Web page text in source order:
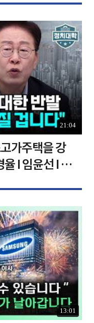
21:04
가주택을 강
I 임윤선 I 정
13:01